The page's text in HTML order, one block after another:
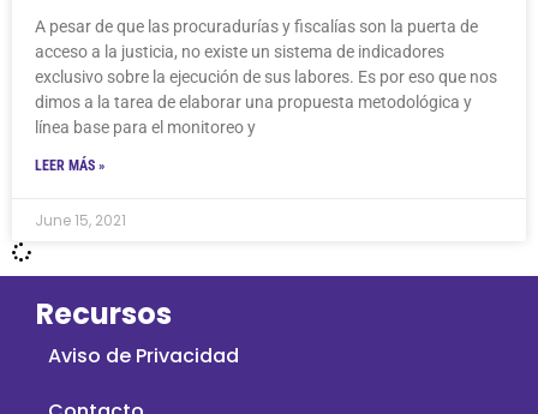
A pesar de que las procuradurías y fiscalías son la puerta de
acceso a la justicia, no existe un sistema de indicadores
exclusivo sobre la ejecución de sus labores. Es por eso que nos
dimos a la tarea de elaborar una propuesta metodológica y
línea base para el monitoreo y
LEER MÁS »
June 15, 2021
Recursos
Aviso de Privacidad